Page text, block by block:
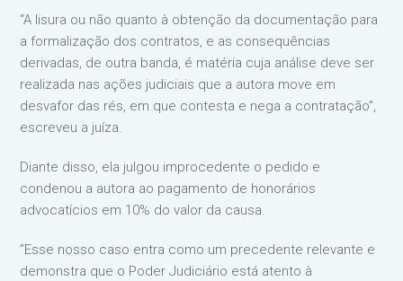
“A lisura ou não quanto à obtenção da documentação para
a formalização dos contratos, e as consequências
derivadas, de outra banda, é matéria cuja análise deve ser
realizada nas ações judiciais que a autora move em
desvafor das rés, em que contesta e nega a contratação”,
escreveu a juíza.
Diante disso, ela julgou improcedente o pedido e
condenou a autora ao pagamento de honorários
advocatícios em 10% do valor da causa.
”Esse nosso caso entra como um precedente relevante e
demonstra que o Poder Judiciário está atento à